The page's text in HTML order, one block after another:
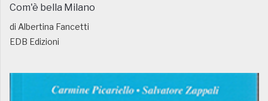
Com'è bella Milano
di Albertina Fancetti
EDB Edizioni